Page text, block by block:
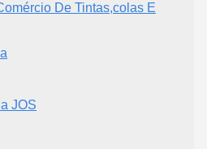
De Tintas,colas E
JOS